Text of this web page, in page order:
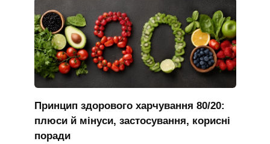
Принцип здорового харчування 80/20:
плюси й мінуси, застосування, корисні
поради